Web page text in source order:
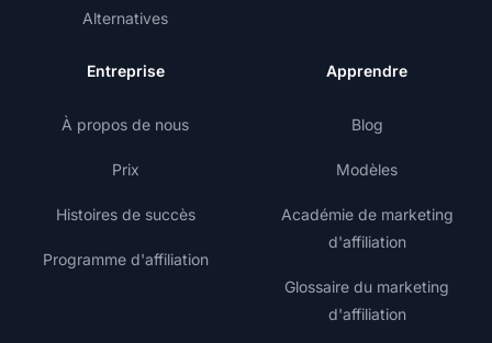
Alternatives
Entreprise
À propos de nous
Prix
Histoires de succès
Programme d'affiliation
Apprendre
Blog
Modèles
Académie de marketing
d'affiliation
Glossaire du marketing
d'affiliation